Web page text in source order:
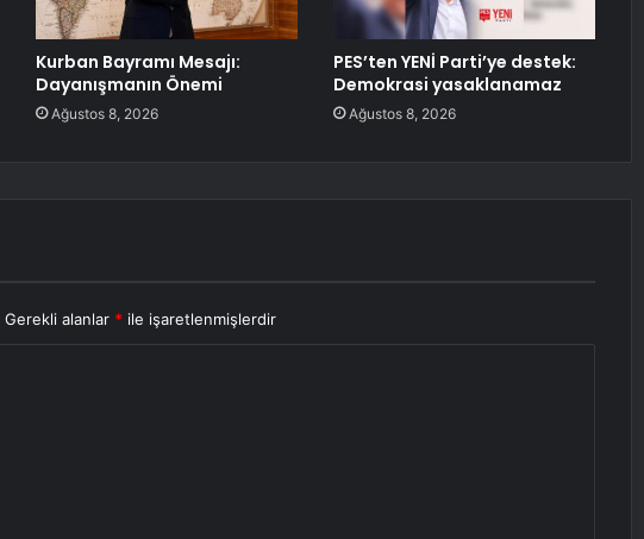
Kurban Bayramı Mesajı:
Dayanışmanın Önemi
Ağustos 8, 2026
PES’ten YENİ Parti’ye destek:
Demokrasi yasaklanamaz
Ağustos 8, 2026
Gerekli alanlar * ile işaretlenmişlerdir